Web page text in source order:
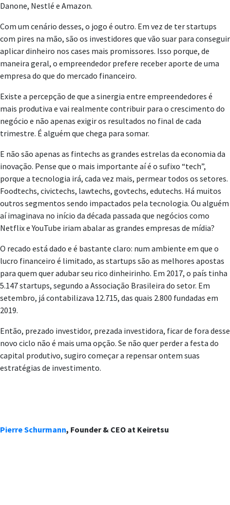
Danone, Nestlé e Amazon.
Com um cenário desses, o jogo é outro. Em vez de ter startups
com pires na mão, são os investidores que vão suar para conseguir
aplicar dinheiro nos cases mais promissores. Isso porque, de
maneira geral, o empreendedor prefere receber aporte de uma
empresa do que do mercado financeiro.
Existe a percepção de que a sinergia entre empreendedores é
mais produtiva e vai realmente contribuir para o crescimento do
negócio e não apenas exigir os resultados no final de cada
trimestre. É alguém que chega para somar.
E não são apenas as fintechs as grandes estrelas da economia da
inovação. Pense que o mais importante aí é o sufixo “tech”,
porque a tecnologia irá, cada vez mais, permear todos os setores.
Foodtechs, civictechs, lawtechs, govtechs, edutechs. Há muitos
outros segmentos sendo impactados pela tecnologia. Ou alguém
aí imaginava no início da década passada que negócios como
Netflix e YouTube iriam abalar as grandes empresas de mídia?
O recado está dado e é bastante claro: num ambiente em que o
lucro financeiro é limitado, as startups são as melhores apostas
para quem quer adubar seu rico dinheirinho. Em 2017, o país tinha
5.147 startups, segundo a Associação Brasileira do setor. Em
setembro, já contabilizava 12.715, das quais 2.800 fundadas em
2019.
Então, prezado investidor, prezada investidora, ficar de fora desse
novo ciclo não é mais uma opção. Se não quer perder a festa do
capital produtivo, sugiro começar a repensar ontem suas
estratégias de investimento.
Pierre Schurmann, Founder & CEO at Keiretsu